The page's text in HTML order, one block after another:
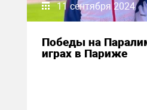
11 сентября 2024
Победы на
играх в Париже